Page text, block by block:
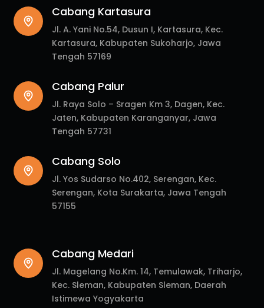
Cabang Kartasura
Jl. A. Yani No.54, Dusun I, Kartasura, Kec.
Kartasura, Kabupaten Sukoharjo, Jawa
Tengah 57169
Cabang Palur
Jl. Raya Solo – Sragen Km 3, Dagen, Kec.
Jaten, Kabupaten Karanganyar, Jawa
Tengah 57731
Cabang Solo
Jl. Yos Sudarso No.402, Serengan, Kec.
Serengan, Kota Surakarta, Jawa Tengah
57155
Cabang Medari
Jl. Magelang No.Km. 14, Temulawak, Triharjo,
Kec. Sleman, Kabupaten Sleman, Daerah
Istimewa Yogyakarta